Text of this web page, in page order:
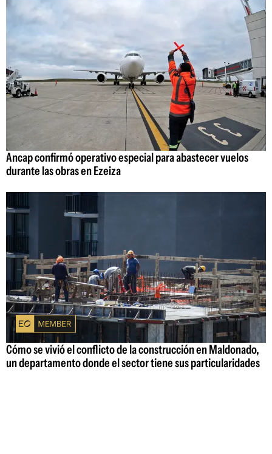
Ancap confirmó operativo especial para abastecer vuelos
durante las obras en Ezeiza
Cómo se vivió el conflicto de la construcción en Maldonado,
un departamento donde el sector tiene sus particularidades